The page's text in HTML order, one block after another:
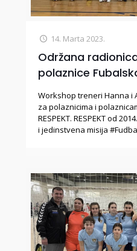
14. Marta 2023.
Održana
polaznice
Workshop treneri Hanna i
za polaznicima i
RESPEKT. RESPEKT od
i jedinstvena misija